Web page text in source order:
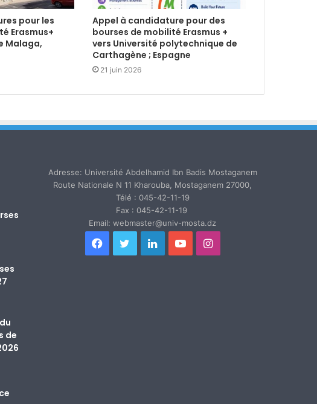
pour les
Erasmus+
Malaga,
Appel à candidature pour des
bourses de mobilité Erasmus +
vers Université polytechnique de
Carthagène ; Espagne
21 juin 2026
de
Adresse: Université Abdelhamid Ibn Badis Mostaganem
Route Nationale N 11 Kharouba, Mostaganem 27000,
Télé : 045-42-11-19
Fax : 045-42-11-19
Email: webmaster@univ-mosta.dz
Facebook
TwitterLinkedinYouTubeInstagram